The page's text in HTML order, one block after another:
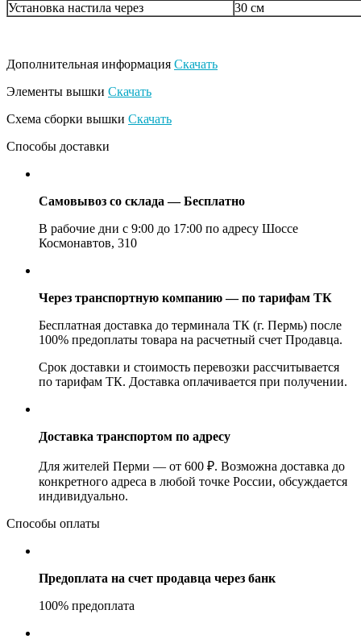
Установка настила через
30 см
Дополнительная информация Скачать
Элементы вышки Скачать
Схема сборки вышки Скачать
Способы доставки
Самовывоз со склада — Бесплатно
В рабочие дни с 9:00 до 17:00 по адресу Шоссе
Космонавтов, 310
Через транспортную компанию — по тарифам ТК
Бесплатная доставка до терминала ТК (г. Пермь) после
100% предоплаты товара на расчетный счет Продавца.
Срок доставки и стоимость перевозки рассчитывается
по тарифам ТК. Доставка оплачивается при получении.
Доставка транспортом по адресу
Для жителей Перми — от 600 ₽. Возможна доставка до
конкретного адреса в любой точке России, обсуждается
индивидуально.
Способы оплаты
Предоплата на счет продавца через банк
100% предоплата